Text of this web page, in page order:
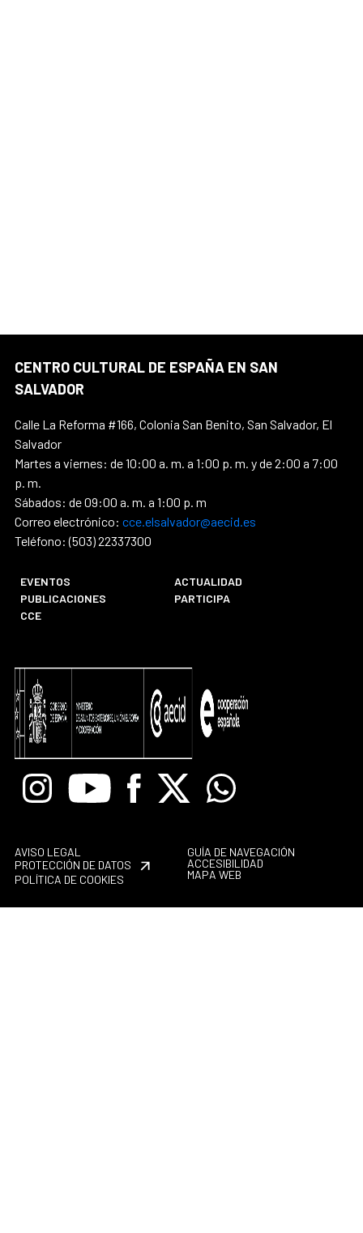
CENTRO CULTURAL DE ESPAÑA EN SAN
SALVADOR
Calle La Reforma #166, Colonia San Benito, San Salvador, El
Salvador
Martes a viernes: de 10:00 a. m. a 1:00 p. m. y de 2:00 a 7:00
p. m.
Sábados: de 09:00 a. m. a 1:00 p. m
Correo electrónico: cce.elsalvador@aecid.es
Teléfono: (503) 22337300
EVENTOS
ACTUALIDAD
PUBLICACIONES
PARTICIPA
CCE
InstagramYoutube Facebook
X Whatsapp
AVISO LEGAL
PROTECCIÓN DE DATOS
POLÍTICA DE COOKIES
GUÍA DE NAVEGACIÓN
ACCESIBILIDAD
MAPA WEB